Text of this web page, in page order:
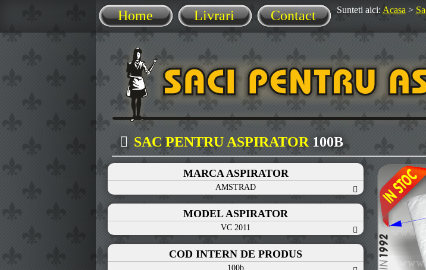
Home Livrari Contact Sunteti aici: Acasa >
SAC PENTRU ASPIRATOR 100B
MARCA ASPIRATOR
AMSTRAD
MODEL ASPIRATOR
VC 2011
COD INTERN DE PRODUS
100b